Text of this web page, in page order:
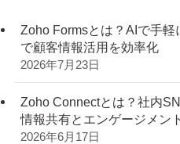
Zoho Formsとは？AIで手
で顧客情報活用を効率化
2026年7月23日
Zoho Connectとは？社内
情報共有とエンゲージメン
2026年6月17日